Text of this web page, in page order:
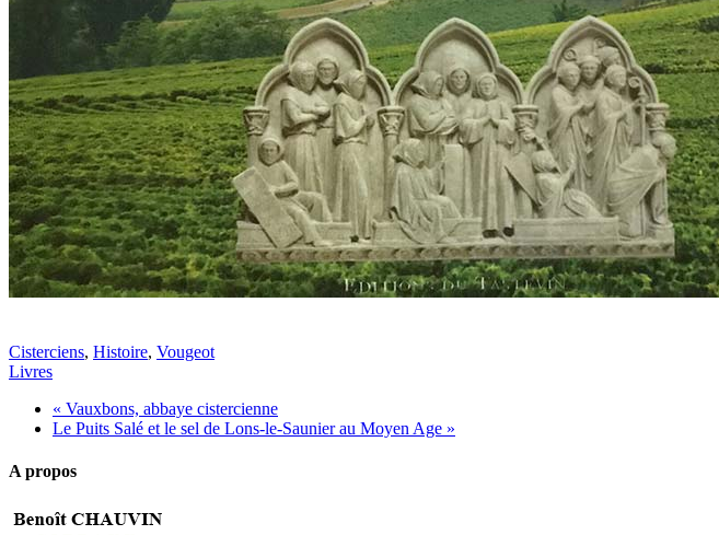
Cisterciens, Histoire, Vougeot
Livres
« Vauxbons, abbaye cistercienne
Le Puits Salé et le sel de Lons-le-Saunier au Moyen Age »
A propos